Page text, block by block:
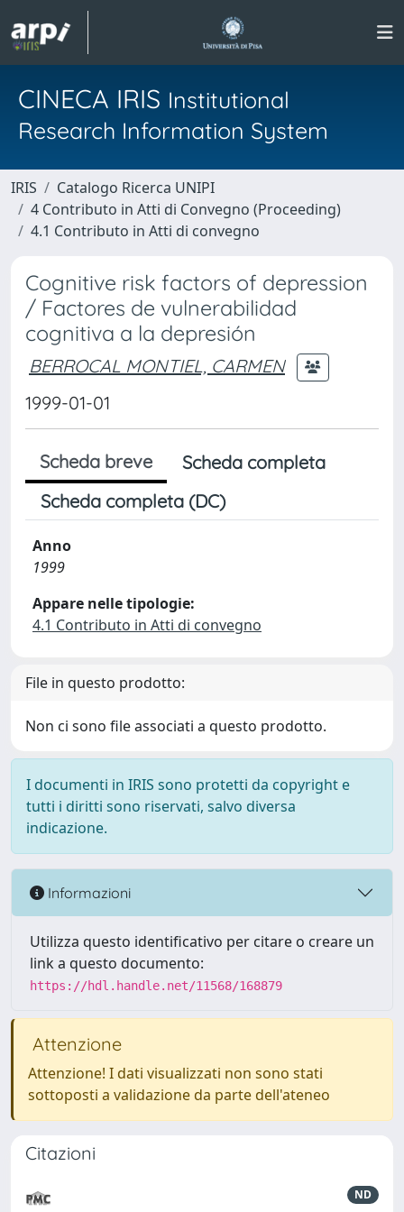
CINECA IRIS Institutional
Research Information System
IRIS
Catalogo Ricerca UNIPI
4 Contributo in Atti di Convegno (Proceeding)
4.1 Contributo in Atti di convegno
Cognitive risk factors of depression
/ Factores de vulnerabilidad
cognitiva a la depresión
BERROCAL MONTIEL, CARMEN
1999-01-01
Scheda breve
Scheda completa
Scheda completa (DC)
Anno
1999
Appare nelle tipologie:
4.1 Contributo in Atti di convegno
File in questo prodotto:
Non ci sono file associati a questo prodotto.
I documenti in IRIS sono protetti da copyright e
tutti i diritti sono riservati, salvo diversa
indicazione.
Informazioni
Utilizza questo identificativo per citare o creare un
link a questo documento:
https://hdl.handle.net/11568/168879
Attenzione
Attenzione! I dati visualizzati non sono stati
sottoposti a validazione da parte dell'ateneo
Citazioni
ND